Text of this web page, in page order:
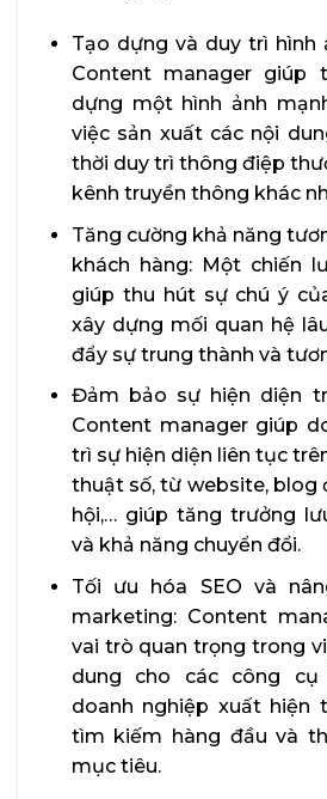
Tạo dựng và duy trì hình
Content manager giúp
dựng một hình ảnh
việc sản xuất các nội
thời duy trì thông điệp
kênh truyền thông khác
Tăng cường khả năng
khách hàng: Một chiến
giúp thu hút sự chú ý
xây dựng mối quan hệ
đẩy sự trung thành và
Đảm bảo sự hiện diện
Content manager giúp
trì sự hiện diện liên tục
thuật số, từ website, blog
hội,… giúp tăng trưởng
và khả năng chuyển đổi.
Tối ưu hóa SEO và
marketing: Content
vai trò quan trọng trong
dung cho các công
doanh nghiệp xuất hiện
tìm kiếm hàng đầu và
mục tiêu.